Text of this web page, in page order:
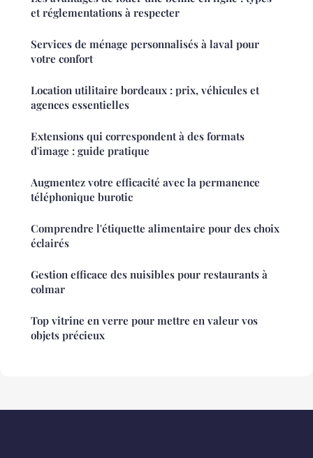
et réglementations à respecter
Services de ménage personnalisés à laval pour
votre confort
Location utilitaire bordeaux : prix, véhicules et
agences essentielles
Extensions qui correspondent à des formats
d'image : guide pratique
Augmentez votre efficacité avec la permanence
téléphonique burotic
Comprendre l'étiquette alimentaire pour des choix
éclairés
Gestion efficace des nuisibles pour restaurants à
colmar
Top vitrine en verre pour mettre en valeur vos
objets précieux